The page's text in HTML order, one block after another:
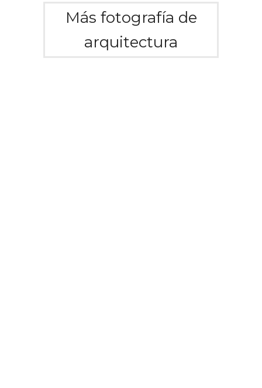
Más fotografía de
arquitectura